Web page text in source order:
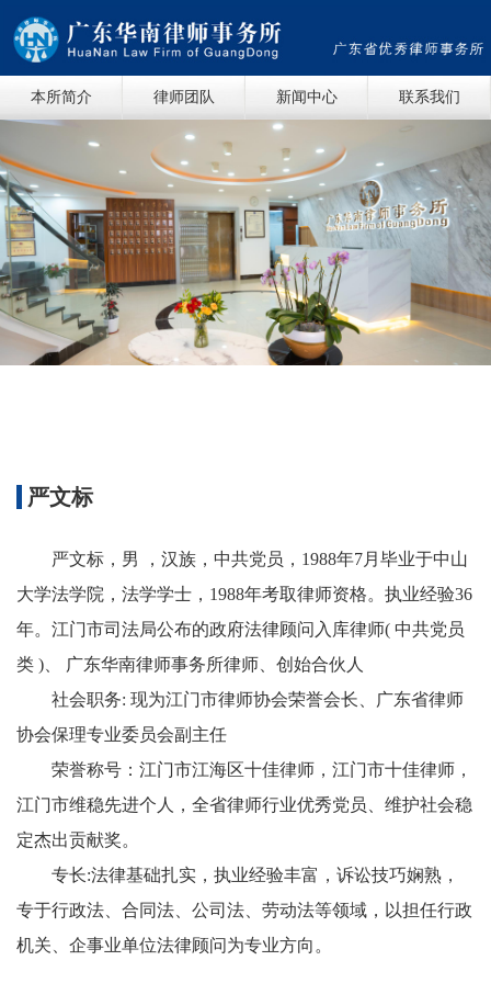
本所简介 律师团队 新闻中心 联系我们
严文标
严文标，男 ，汉族，中共党员， 1988年7月毕业于中山
大学法学院，法学学士，1988年考取律师资格。执业经验36
年。江门市司法局公布的政府法律顾问入库律师( 中共党员
类 )、 广东华南律师事务所律师、创始合伙人
社会职务: 现为江门市律师协会荣誉会长、广东省律师
协会保理专业委员会副主任
荣誉称号：江门市江海区十佳律师，江门市十佳律师，
江门市维稳先进个人，全省律师行业优秀党员、维护社会稳
定杰出贡献奖。
专长:法律基础扎实，执业经验丰富，诉讼技巧娴熟，
专于行政法、合同法、公司法、劳动法等领域，以担任行政
机关、企事业单位法律顾问为专业方向。